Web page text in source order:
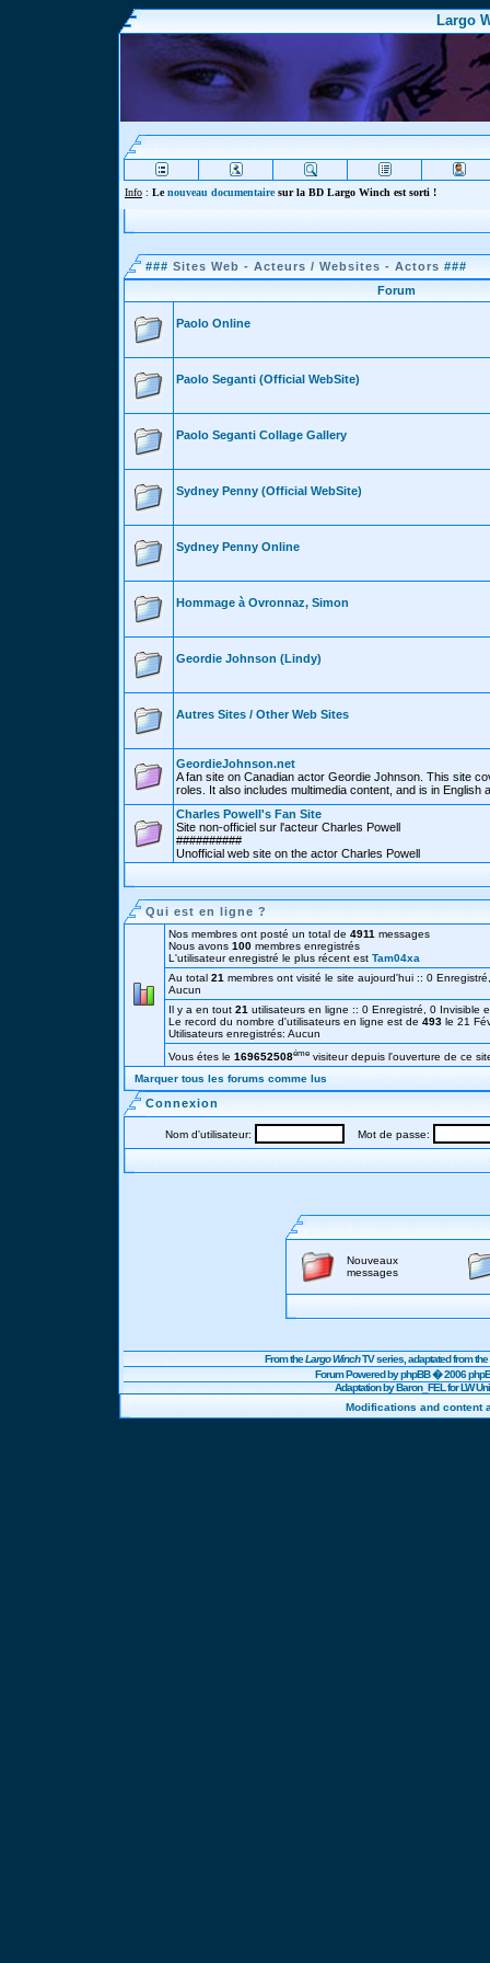
Largo
Info : Lenouveau documentairesur la BD Largo Winch est sorti !
### Sites Web - Acteurs / Websites - Actors ###
Forum
Paolo Online
Paolo Seganti (Official WebSite)
Paolo Seganti Collage Gallery
Sydney Penny (Official WebSite)
Sydney Penny Online
Hommage à Ovronnaz, Simon
Geordie Johnson (Lindy)
Autres Sites / Other Web Sites
GeordieJohnson.net
A fan site on Canadian actor Geordie Johnson. This site
roles. It also includes multimedia content, and is in English
Charles Powell's Fan Site
Site non-officiel sur l'acteur Charles Powell
##########
Unofficial web site on the actor Charles Powell
Qui est en ligne ?
Nos membres ont posté un total de 4911 messages
Nous avons 100 membres enregistrés
L'utilisateur enregistré le plus récent est Tam04xa
Au total 21 membres ont visité le site aujourd'hui :: 0
Aucun
Il y a en tout 21 utilisateurs en ligne :: 0 Enregistré, 0
Le record du nombre d'utilisateurs en ligne est de 493 le 21
Utilisateurs enregistrés: Aucun
Vous étes le 169652508éme visiteur depuis l'ouverture de ce
Marquer tous les forums comme lus
Connexion
Nom d'utilisateur: Mot de passe:
Nouveaux
messages
From theLargo WinchTV series, adaptated from
Forum Powered byphpBB� 2006
Adaptation by Baron_FEL for LW
Modifications and content